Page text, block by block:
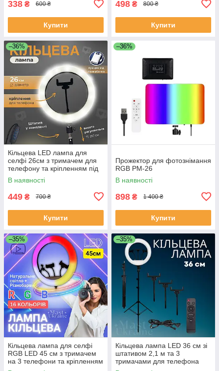
338 ₴ 600 ₴
Купити
498 ₴ 800 ₴
Купити
–36%
Кільцева LED лампа для
селфі 26см з тримачем для
телефону та кріпленням під
штатив Ring Fill Light -QX-
260.
В наявності
449 ₴ 700 ₴
Купити
–36%
Прожектор для фотознімання
RGB PM-26
В наявності
898 ₴ 1 400 ₴
Купити
–35%
Кільцева лампа для селфі
RGB LED 45 см з тримачем
на 3 телефони та кріпленням
під штатив, 16 кольорів, MJ-
–35%
Кільцева лампа LED 36 см зі
штативом 2,1 м та 3
тримачами для телефона
Soft Ring, HG-14A